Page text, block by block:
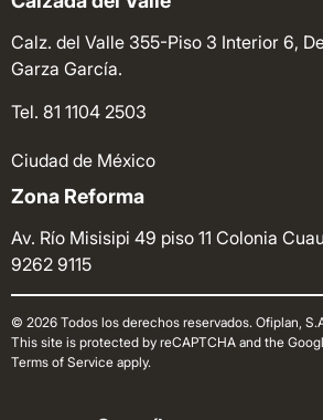
Calz. del Valle 355-Piso 3 Interior 6,
Garza García.
Tel. 81 1104 2503
Ciudad de México
Zona Reforma
Av. Río Misisipi 49 piso 11 Colonia
9262 9115
© 2026 Todos los derechos reservados. Ofiplan,
This site is protected by reCAPTCHA and the
Terms of Service apply.